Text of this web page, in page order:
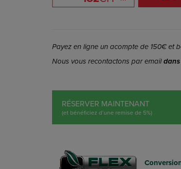
Payez en ligne un acompte de 150€ et
Nous vous recontactons par email
RÉSERVER MAINTENANT
(et bénéficiez d’une remise de 5%)